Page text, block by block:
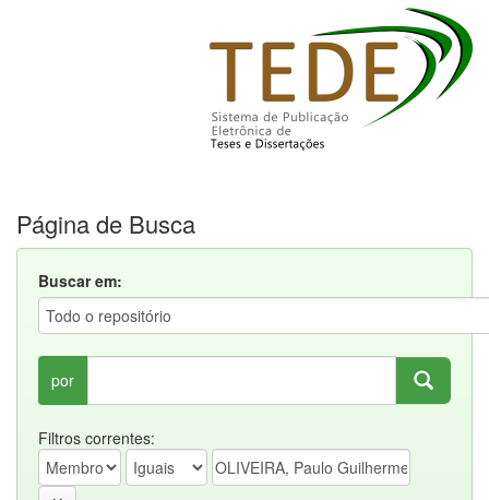
Página de Busca
Buscar em:
por
Filtros correntes: